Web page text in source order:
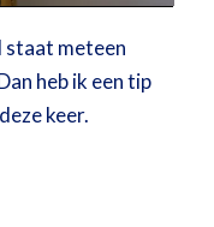
staat meteen
heb ik een tip
keer.